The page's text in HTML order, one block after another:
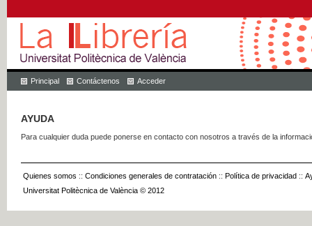
Principal Contáctenos Acceder
AYUDA
Para cualquier duda puede ponerse en contacto con nosotros a través de la
Quienes somos :: Condiciones generales de contratación :: Política de privacidad ::
Universitat Politècnica de València © 2012